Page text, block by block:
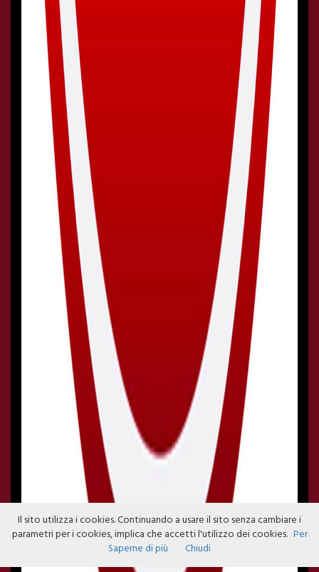
Il sito utilizza i cookies. Continuando a usare il sito senza cambiare i
parametri per i cookies, implica che accetti l'utilizzo dei cookies. Per
Saperne di più
Chiudi